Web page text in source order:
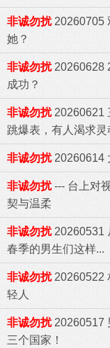
非诚勿扰20260705
她？
非诚勿扰20260628
成功？
非诚勿扰20260621
跳爆表，有人渴求灵
非诚勿扰20260614
非诚勿扰--- 台上对
契与温柔
非诚勿扰20260531
春季的男生们这样...
非诚勿扰20260522
轻人
非诚勿扰20260517
三个国家！